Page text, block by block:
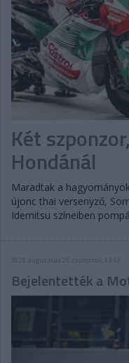
VERSENYNAPTÁRAK
Két
Hondánál
Maradtak a
újonc thai versenyző,
Idemitsu színeiben
2024. augusztus 29. csütörtök, 13:53
Bejelentették a